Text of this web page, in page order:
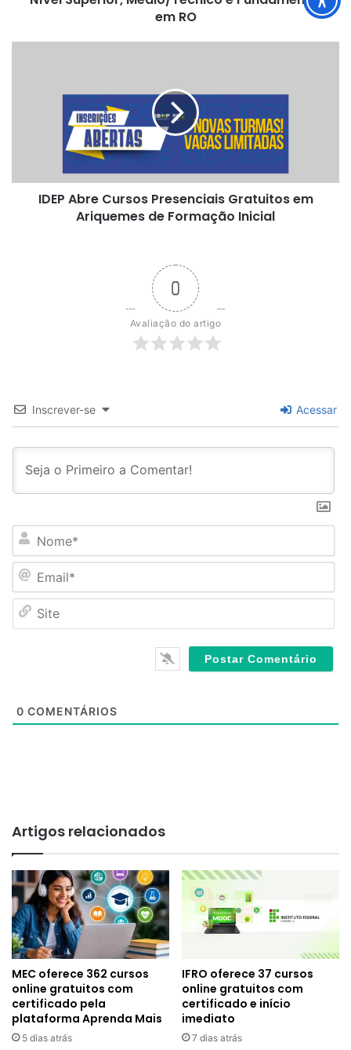
em RO
Presenciais
Formação
IDEP Abre Cursos Presenciais Gratuitos em
Ariquemes de Formação Inicial
0
Avaliação do artigo
Inscrever-se Acessar
m
a
*t
0 COMENTÁRIOS
Artigos relacionados
MEC oferece 362 cursos
online gratuitos com
certificado pela
plataforma Aprenda Mais
5 dias atrás
IFRO oferece 37 cursos
online gratuitos com
certificado e início
imediato
7 dias atrás